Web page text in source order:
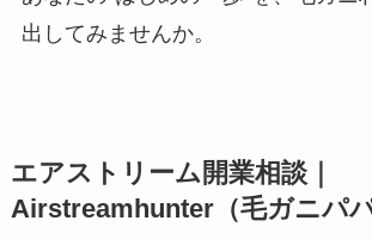
出してみませんか。
エアストリーム開業相談｜
Airstreamhunter（毛ガニパパ